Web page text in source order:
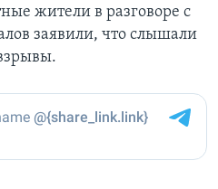
жители в разговоре с
заявили, что слышали